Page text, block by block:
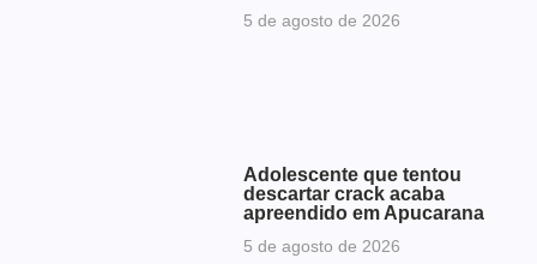
5 de agosto de 2026
Adolescente que tentou
descartar crack acaba
apreendido em Apucarana
5 de agosto de 2026